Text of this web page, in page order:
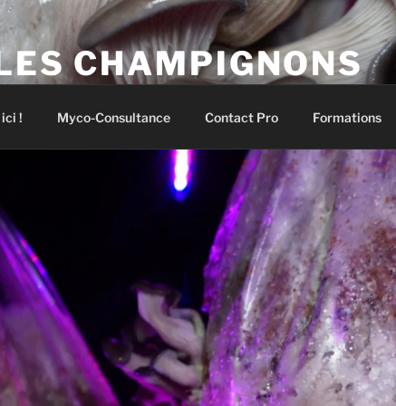
CHAMPIGNONS
! Myco-Consultance Contact Pro Formations
premiers champignons !